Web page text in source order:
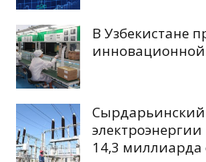
В Узбекистане
инновационной
14,3 миллиарда